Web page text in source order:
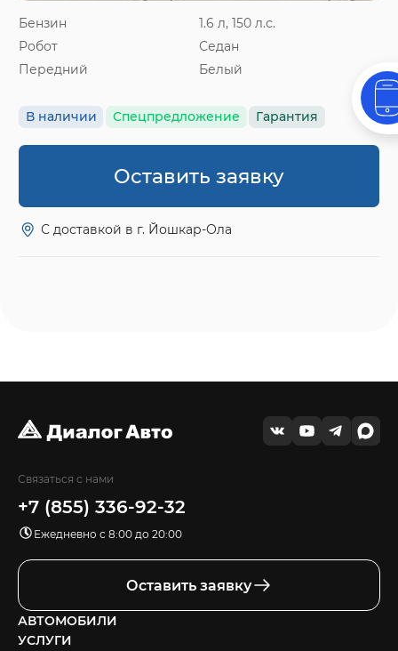
Бензин
1.6 л, 150 л.с.
Робот
Седан
Передний
Белый
В наличии Спецпредложение Гарантия
Оставить заявку
С доставкой в г. Йошкар-Ола
Связаться с нами
+7 (855) 336-92-32
Ежедневно с 8:00 до 20:00
Оставить заявку
АВТОМОБИЛИ
УСЛУГИ